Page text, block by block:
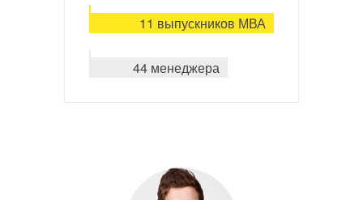
11 выпускников МВА
44 менеджера